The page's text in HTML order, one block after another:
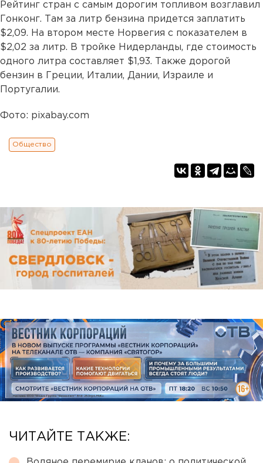
Рейтинг стран с самым дорогим топливом возглавил
Гонконг. Там за литр бензина придется заплатить
$2,09. На втором месте Норвегия с показателем в
$2,02 за литр. В тройке Нидерланды, где стоимость
одного литра составляет $1,93. Также дорогой
бензин в Греции, Италии, Дании, Израиле и
Португалии.
Фото: pixabay.com
Общество
ЧИТАЙТЕ ТАКЖЕ: